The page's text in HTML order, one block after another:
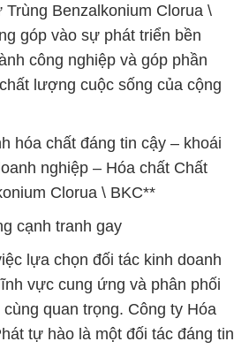
Trùng Benzalkonium Clorua \
góp vào sự phát triển bền
công nghiệp và góp phần
lượng cuộc sống của cộng
hóa chất đáng tin cậy – khoái
nghiệp – Hóa chất Chất
Clorua \ BKC**
cạnh tranh gay
lựa chọn đối tác kinh doanh
vực cung ứng và phân phối
quan trọng. Công ty Hóa
tự hào là một đối tác đáng tin